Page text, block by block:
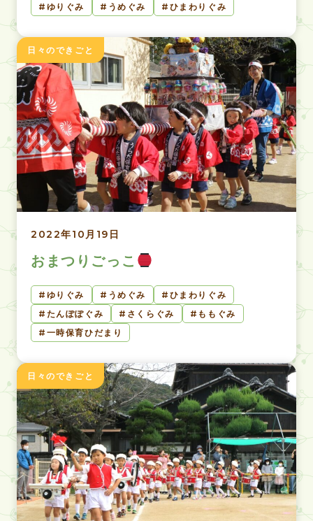
ゆりぐみ うめぐみ ひまわりぐみ
日々のできごと
2022年10月19日
おまつりごっこ
ゆりぐみ うめぐみ
ひまわりぐみ
たんぽぽぐみ
さくらぐみ
ももぐみ
一時保育ひだまり
日々のできごと